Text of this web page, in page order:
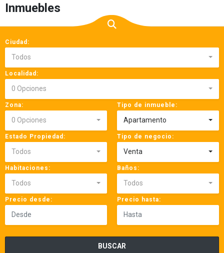
Inmuebles
Ciudad:
Todos
Localidad:
0 Opciones
Zona:
0 Opciones
Tipo de inmueble:
Apartamento
Estado Propiedad:
Todos
Tipo de negocio:
Venta
Habitaciones:
Todos
Baños:
Todos
Precio desde: Precio hasta:
BUSCAR